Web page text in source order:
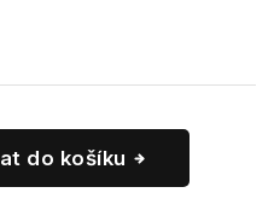
do košíku